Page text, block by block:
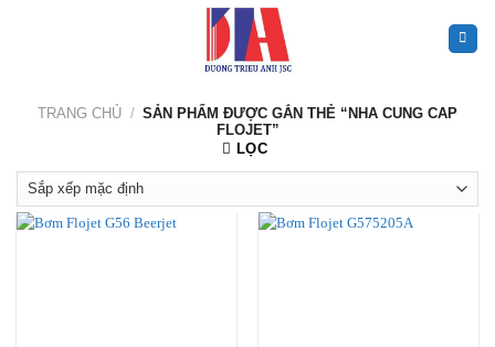
TRANG CHỦ / SẢN PHẨM ĐƯỢC GẮN THẺ “NHA CUNG CAP
FLOJET”
LỌC